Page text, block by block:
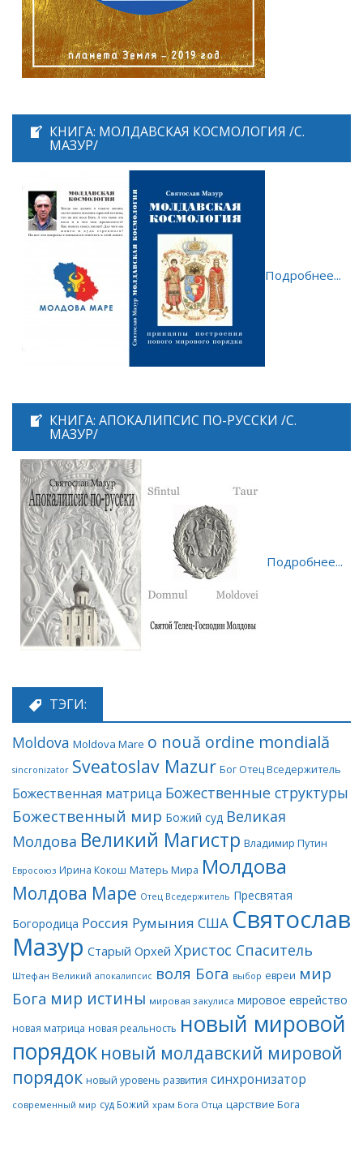
КНИГА: МОЛДАВСКАЯ КОСМОЛОГИЯ /С.
МАЗУР/
Подробнее...
КНИГА: АПОКАЛИПСИС ПО-РУССКИ /С.
МАЗУР/
Подробнее...
ТЭГИ:
Moldova Moldova Mare o nouă ordine mondială
sincronizator Sveatoslav Mazur Бог Отец Вседержитель
Божественная матрица Божественные структуры
Божественный мир Божий суд Великая
Молдова Великий Магистр Владимир Путин
Евросоюз Ирина Кокош Матерь Мира Молдова
Молдова Маре Отец Вседержитель Пресвятая
Богородица Россия Румыния США Святослав
Мазур Старый Орхей Христос Спаситель
Штефан Великий апокалипсис воля Бога выбор евреи мир
Бога мир истины мировая закулиса мировое еврейство
новая матрица новая реальность новый мировой
порядок новый молдавский мировой
порядок новый уровень развития синхронизатор
современный мир суд Божий храм Бога Отца царствие Бога